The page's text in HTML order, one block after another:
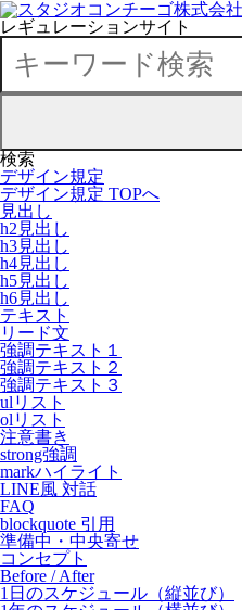
レギュレーションサイト
検索
デザイン規定
デザイン規定 TOPへ
見出し
h2見出し
h3見出し
h4見出し
h5見出し
h6見出し
テキスト
リード文
強調テキスト１
強調テキスト２
強調テキスト３
ulリスト
olリスト
注意書き
strong強調
markハイライト
LINE風 対話
FAQ
blockquote 引用
準備中・中央寄せ
コンセプト
Before / After
1日のスケジュール（縦並び）